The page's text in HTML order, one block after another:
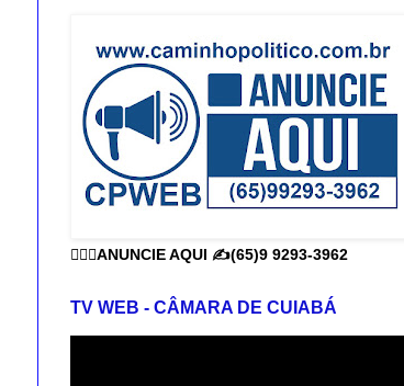
👨🏻‍⚕️ANUNCIE AQUI ✍️(65)9 9293-3962
TV WEB - CÂMARA DE CUIABÁ